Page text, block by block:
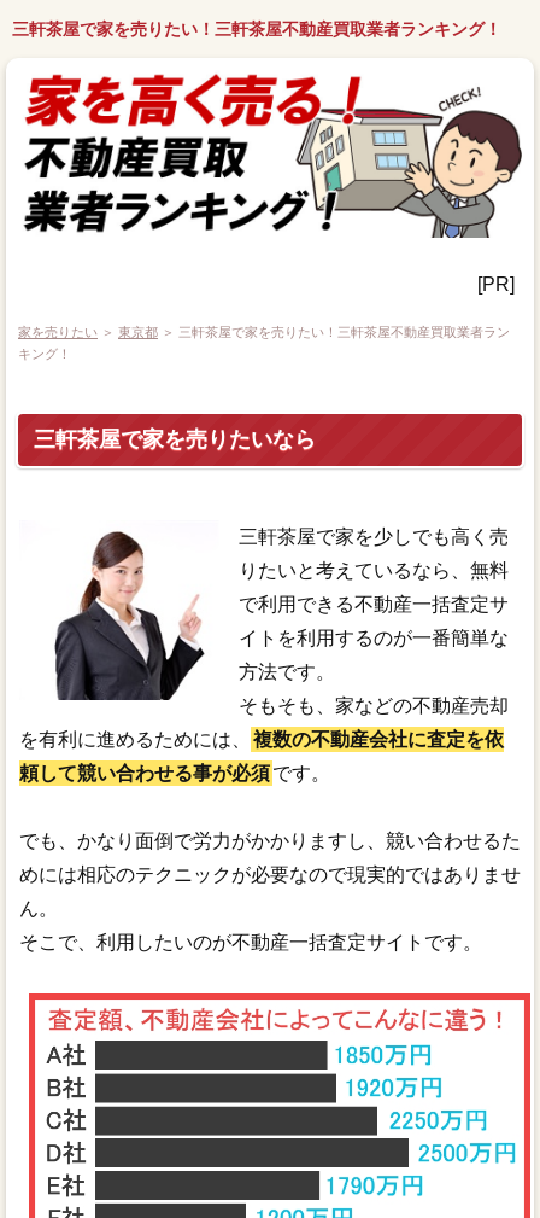
三軒茶屋で家を売りたい！三軒茶屋不動産買取業者ランキング！
[PR]
家を売りたい ＞ 東京都 ＞ 三軒茶屋で家を売りたい！三軒茶屋不動産買取業者ラン
キング！
三軒茶屋で家を売りたいなら
三軒茶屋で家を少しでも高く売
りたいと考えているなら、無料
で利用できる不動産一括査定サ
イトを利用するのが一番簡単な
方法です。
そもそも、家などの不動産売却
を有利に進めるためには、
複数の不動産会社に査定を依
頼して競い合わせる事が必須です。
でも、かなり面倒で労力がかかりますし、競い合わせるた
めには相応のテクニックが必要なので現実的ではありませ
ん。
そこで、利用したいのが不動産一括査定サイトです。